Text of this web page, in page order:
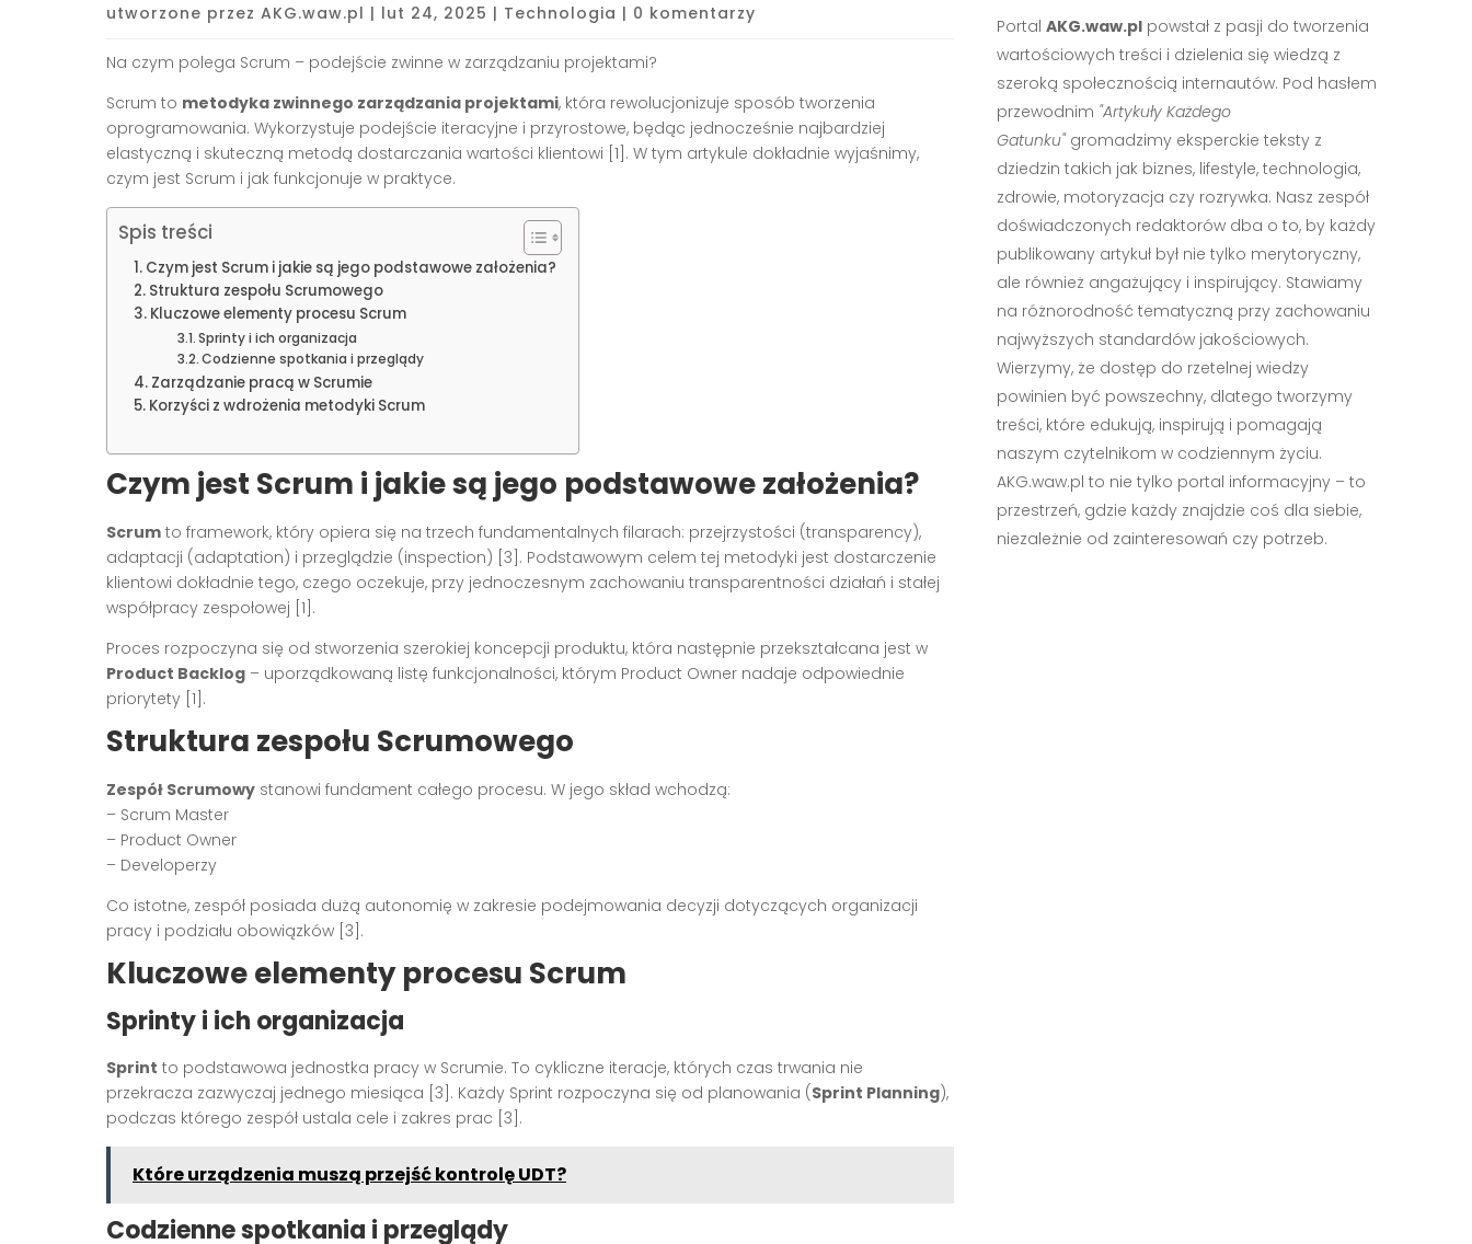
utworzone przez AKG.waw.pl | lut 24, 2025 | Technologia | 0 komentarzy
Na czym polega Scrum – podejście zwinne w zarządzaniu projektami?
Scrum to metodyka zwinnego zarządzania projektami, która rewolucjonizuje sposób tworzenia
oprogramowania. Wykorzystuje podejście iteracyjne i przyrostowe, będąc jednocześnie najbardziej
elastyczną i skuteczną metodą dostarczania wartości klientowi [1]. W tym artykule dokładnie wyjaśnimy,
czym jest Scrum i jak funkcjonuje w praktyce.
Spis treści
Czym jest Scrum i jakie są jego podstawowe założenia?
Struktura zespołu Scrumowego
Kluczowe elementy procesu Scrum
Sprinty i ich organizacja
Codzienne spotkania i przeglądy
Zarządzanie pracą w Scrumie
Korzyści z wdrożenia metodyki Scrum
Czym jest Scrum i jakie są jego podstawowe założenia?
Scrum to framework, który opiera się na trzech fundamentalnych filarach: przejrzystości (transparency),
adaptacji (adaptation) i przeglądzie (inspection) [3]. Podstawowym celem tej metodyki jest dostarczenie
klientowi dokładnie tego, czego oczekuje, przy jednoczesnym zachowaniu transparentności działań i stałej
współpracy zespołowej [1].
Proces rozpoczyna się od stworzenia szerokiej koncepcji produktu, która następnie przekształcana jest w
Product Backlog – uporządkowaną listę funkcjonalności, którym Product Owner nadaje odpowiednie
priorytety [1].
Struktura zespołu Scrumowego
Zespół Scrumowy stanowi fundament całego procesu. W jego skład wchodzą:
– Scrum Master
– Product Owner
– Developerzy
Co istotne, zespół posiada dużą autonomię w zakresie podejmowania decyzji dotyczących organizacji
pracy i podziału obowiązków [3].
Kluczowe elementy procesu Scrum
Sprinty i ich organizacja
Sprint to podstawowa jednostka pracy w Scrumie. To cykliczne iteracje, których czas trwania nie
przekracza zazwyczaj jednego miesiąca [3]. Każdy Sprint rozpoczyna się od planowania (Sprint Planning),
podczas którego zespół ustala cele i zakres prac [3].
Które urządzenia muszą przejść kontrolę UDT?
Codzienne spotkania i przeglądy
Portal AKG.waw.plpowstał z pasji do tworzenia
wartościowych treści i dzielenia się wiedzą z
szeroką społecznością internautów. Pod hasłem
przewodnim "Artykuły Każdego
Gatunku"gromadzimy eksperckie teksty z
dziedzin takich jak biznes, lifestyle, technologia,
zdrowie, motoryzacja czy rozrywka. Nasz zespół
doświadczonych redaktorów dba o to, by każdy
publikowany artykuł był nie tylko merytoryczny,
ale również angażujący i inspirujący. Stawiamy
na różnorodność tematyczną przy zachowaniu
najwyższych standardów jakościowych.
Wierzymy, że dostęp do rzetelnej wiedzy
powinien być powszechny, dlatego tworzymy
treści, które edukują, inspirują i pomagają
naszym czytelnikom w codziennym życiu.
AKG.waw.pl to nie tylko portal informacyjny – to
przestrzeń, gdzie każdy znajdzie coś dla siebie,
niezależnie od zainteresowań czy potrzeb.